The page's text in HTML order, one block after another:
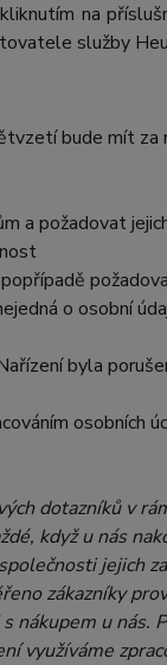
na
služby
bude mít za
a požadovat
o osobní
byla
osobních
dotazníků v
když u nás
jejich
zákazníky
nákupem u nás.
využíváme